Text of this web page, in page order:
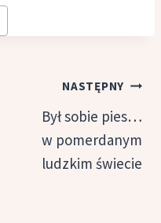
NASTĘPNY
Był sobie pies…
w pomerdanym
ludzkim świecie